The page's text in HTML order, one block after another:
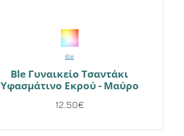
Ble
Ble Γυναικείο Τσαντάκι
Υφασμάτινο Εκρού - Μαύρο
12.50€